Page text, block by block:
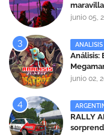
junio 05,
ANALISIS
Análisis:
junio 02,
RALLY